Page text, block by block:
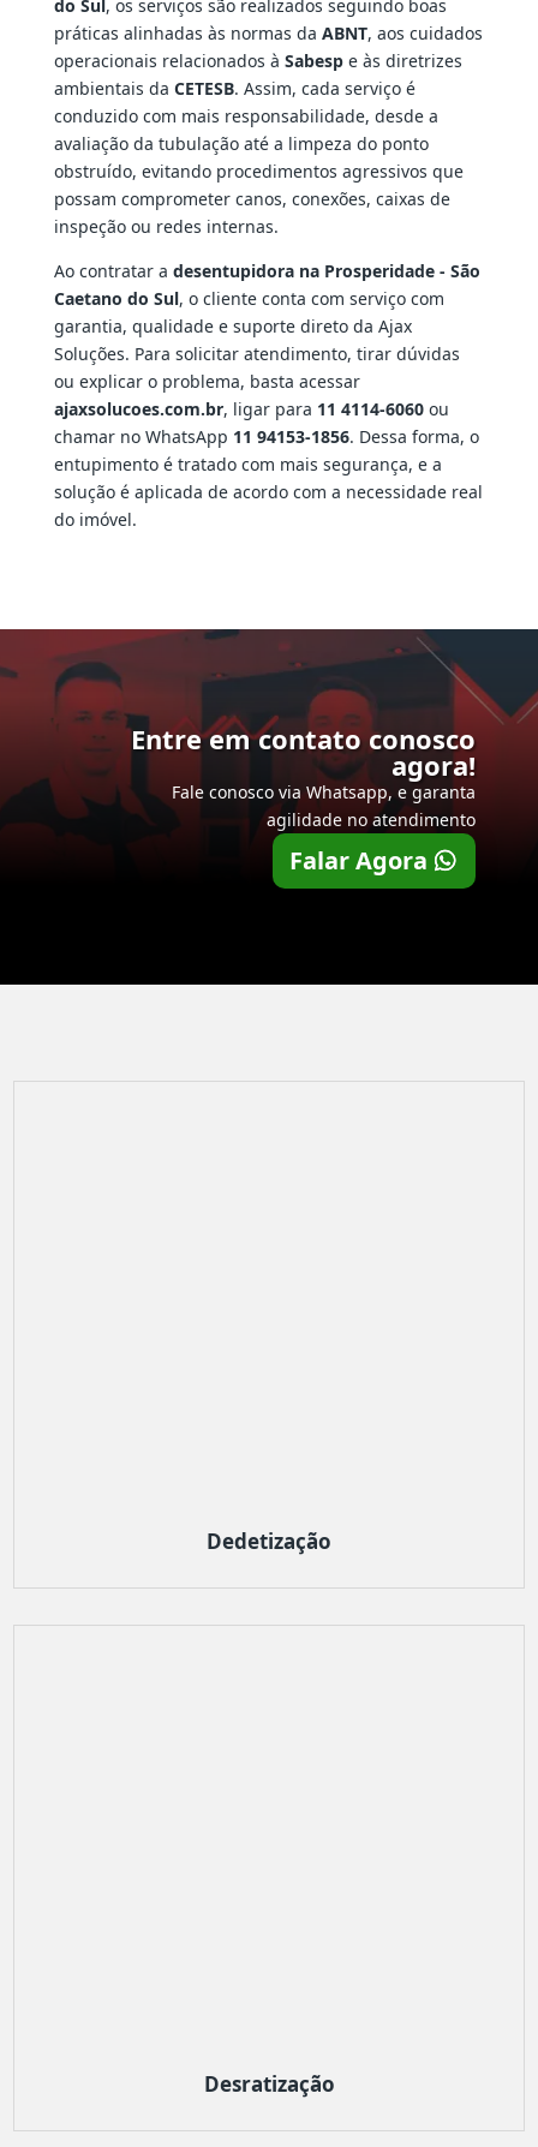
do Sul , os serviços são realizados seguindo boas
práticas alinhadas às normas da ABNT, aos cuidados
operacionais relacionados à Sabespe às diretrizes
ambientais da CETESB. Assim, cada serviço é
conduzido com mais responsabilidade, desde a
avaliação da tubulação até a limpeza do ponto
obstruído, evitando procedimentos agressivos que
possam comprometer canos, conexões, caixas de
inspeção ou redes internas.
Ao contratar a desentupidora na Prosperidade - São
Caetano do Sul, o cliente conta com serviço com
garantia, qualidade e suporte direto da Ajax
Soluções. Para solicitar atendimento, tirar dúvidas
ou explicar o problema, basta acessar
ajaxsolucoes.com.br, ligar para 11 4114-6060ou
chamar no WhatsApp 11 94153-1856. Dessa forma, o
entupimento é tratado com mais segurança, e a
solução é aplicada de acordo com a necessidade real
do imóvel.
Entre em contato conosco
agora!
Fale conosco via Whatsapp, e garanta
agilidade no atendimento
Falar Agora
Dedetização
Desratização